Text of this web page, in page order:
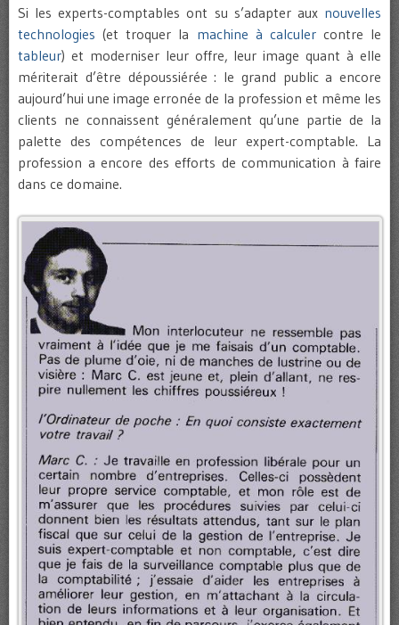
Si les experts-comptables ont su s’adapter aux nouvelles
technologies (et troquer la machine à calculercontre le
tableur) et moderniser leur offre, leur image quant à elle
mériterait d’être dépoussiérée : le grand public a encore
aujourd’hui une image erronée de la profession et même les
clients ne connaissent généralement qu’une partie de la
palette des compétences de leur expert-comptable. La
profession a encore des efforts de communication à faire
dans ce domaine.